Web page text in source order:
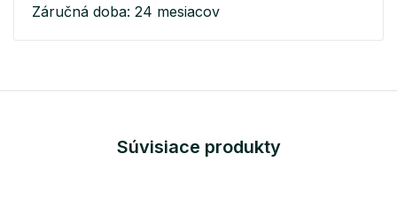
Záručná doba: 24 mesiacov
Súvisiace produkty